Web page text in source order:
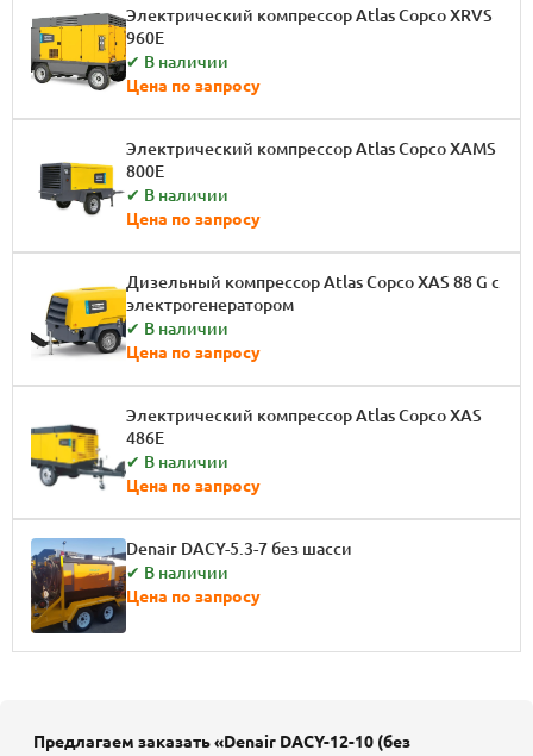
Электрический компрессор Atlas Copco XRVS
960E
✔ В наличии
Цена по запросу
Электрический компрессор Atlas Copco XAMS
800E
✔ В наличии
Цена по запросу
Дизельный компрессор Atlas Copco XAS 88 G с
электрогенератором
✔ В наличии
Цена по запросу
Электрический компрессор Atlas Copco XAS
486E
✔ В наличии
Цена по запросу
Denair DACY-5.3-7 без шасси
✔ В наличии
Цена по запросу
Предлагаем заказать «Denair DACY-12-10 (без